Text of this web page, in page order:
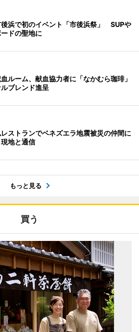
浜で初のイベント「市後浜祭」 SUPや
ドの聖地に
ルーム、献血協力者に「なかむら珈琲」
ブレンド進呈
ストランでベネズエラ地震被災の仲間に
地と通信
もっと見る
買う